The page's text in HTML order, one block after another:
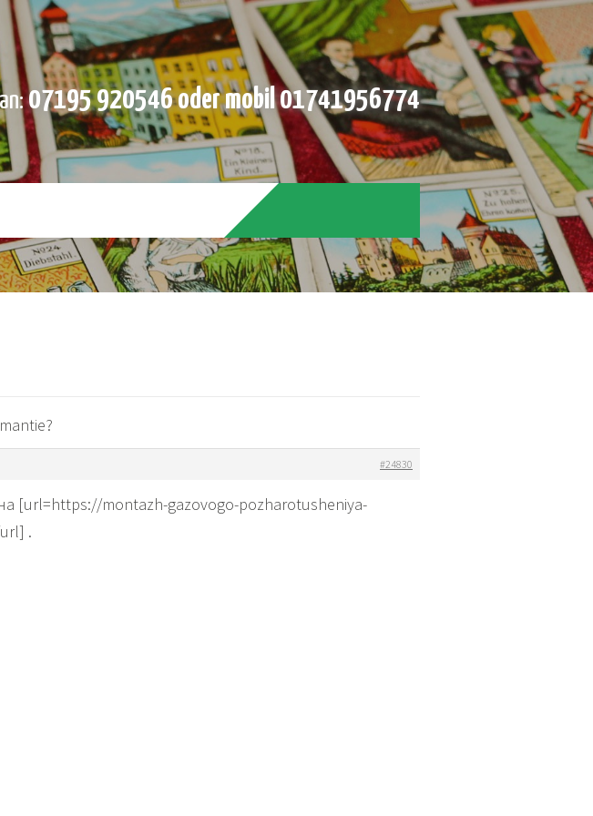
07195 920546 oder mobil 01741956774
#24830
[url=https://montazh-gazovogo-pozharotusheniya-
.